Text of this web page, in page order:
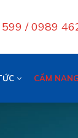
/ 0989
CẨM NANG